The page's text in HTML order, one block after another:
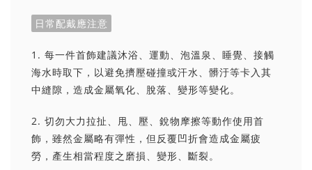
日常配戴應注意
1. 每一件首飾建議沐浴、運動、泡溫泉、睡覺、接觸
海水時取下，以避免擠壓碰撞或汗水、髒汙等卡入其
中縫隙，造成金屬氧化、脫落、變形等變化。
2. 切勿大力拉扯、甩、壓、銳物摩擦等動作使用首
飾，雖然金屬略有彈性，但反覆凹折會造成金屬疲
勞，產生相當程度之磨損、變形、斷裂。